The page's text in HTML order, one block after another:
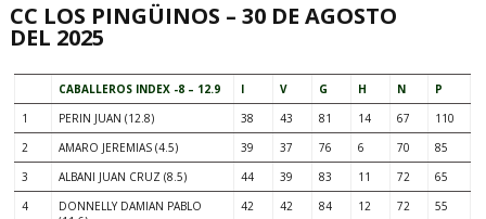
CC LOS PINGÜINOS – 30 DE AGOSTO
DEL 2025
CABALLEROS INDEX -8 – 12.9 I V G H N
P
1
PERIN JUAN (12.8) 38 43 81 14 67
110
2
AMARO JEREMIAS (4.5) 39 37 76 6 70
85
3
ALBANI JUAN CRUZ (8.5) 44 39 83 11 72
65
4
DONNELLY DAMIAN PABLO
42 42 84 12 72 55